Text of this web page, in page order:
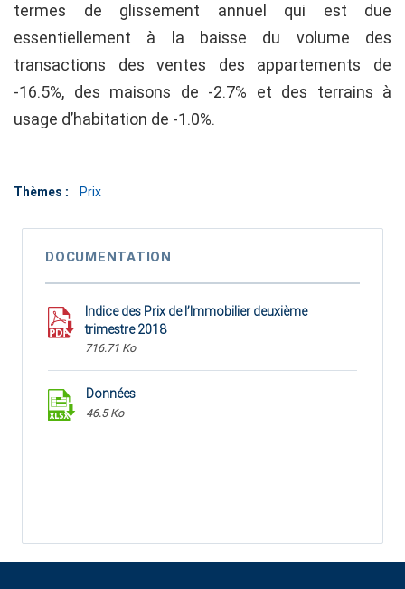
termes de glissement annuel qui est due
essentiellement à la baisse du volume des
transactions des ventes des appartements de
-16.5%, des maisons de -2.7% et des terrains à
usage d’habitation de -1.0%.
Thèmes : Prix
DOCUMENTATION
Indice des Prix de l’Immobilier deuxième
trimestre 2018
716.71 Ko
Données
46.5 Ko